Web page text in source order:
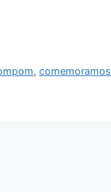
,comemoramos